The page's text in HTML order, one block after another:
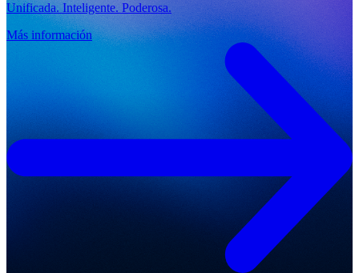
Unificada. Inteligente. Poderosa.
Más información